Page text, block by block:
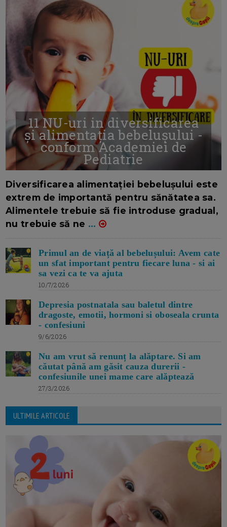
11 NU-uri in diversificarea
și alimentația bebelușului -
conform Academiei de
Pediatrie
Diversificarea alimentației bebelușului este
extrem de importantă pentru sănătatea sa.
Alimentele trebuie să fie introduse gradual,
nu trebuie să ne ...
Primul an de viață al bebelușului: Avem cate
un sfat important pentru fiecare luna - si ai
sa vezi ca te va ajuta
10/7/2026
Depresia postnatala sau baletul dintre
dragoste, emotii, hormoni si oboseala crunta
- confesiuni
9/6/2026
Nu am vrut să renunț la alăptare. Si am
căutat până am găsit cauza durerii -
confesiunile unei mame care alăptează
27/3/2026
ULTIMILE ARTICOLE